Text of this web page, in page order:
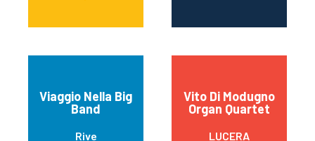
Viaggio Nella Big
Band
Rive
Vito Di Modugno
Organ Quartet
LUCERA